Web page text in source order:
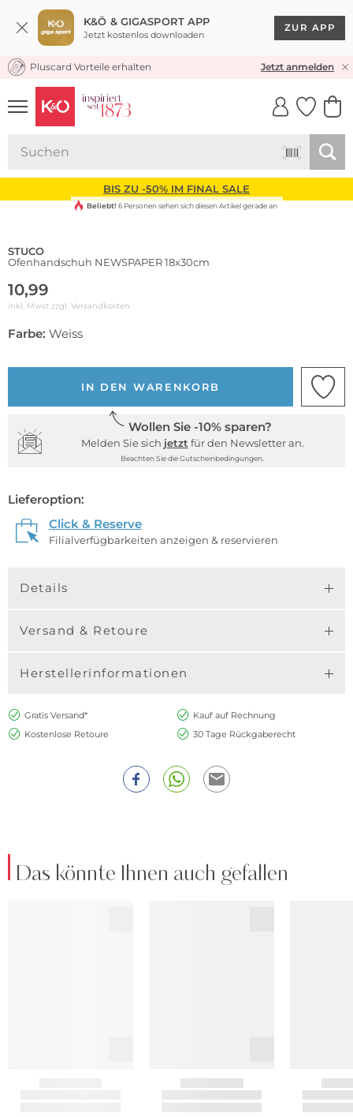
K&Ö & GIGASPORT APP
Jetzt kostenlos downloaden
ZUR APP
KOSTENLOSER VERSAND* & RÜCKVERSAND
Pluscard Vorteile erhalten Jetzt anmelden
UNSERE APP
CLICK &
BIS ZU -50% IM FINAL SALE
Beliebt! 6 Personen sehen sich diesen Artikel gerade an
STUCO
Ofenhandschuh NEWSPAPER 18x30cm
10,99
inkl. Mwst zzgl. Versandkosten
Farbe: Weiss
IN DEN WARENKORB
Wollen Sie -10% sparen?
Melden Sie sich jetzt für den Newsletter an.
Beachten Sie die Gutscheinbedingungen.
Lieferoption:
Click & Reserve
Filialverfügbarkeiten anzeigen & reservieren
Details
Versand & Retoure
Herstellerinformationen
Gratis Versand*
Kauf auf Rechnung
Kostenlose Retoure
30 Tage Rückgaberecht
Das könnte Ihnen auch gefallen